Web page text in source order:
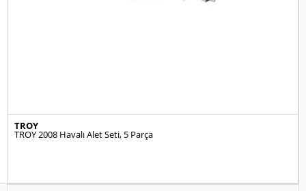
TROY
TROY 2008 Havalı Alet Seti, 5 Parça